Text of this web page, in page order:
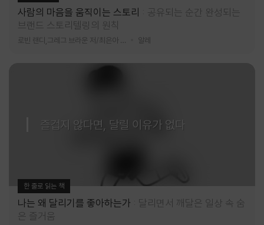
사람의 마음을 움직이는 스토리
공유되는 순간 완성되는
브랜드 스토리텔링의 원칙
알레
즐겁지 않다면, 달릴 이유가 없다
한 줄로 읽는 책
나는 왜 달리기를 좋아하는가
달리면서 깨달은 일상 속 숨
은 즐거움